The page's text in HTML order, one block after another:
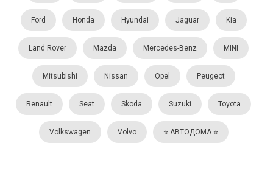
Ford Honda Hyundai Jaguar Kia
Land Rover Mazda Mercedes-Benz MINI
Mitsubishi Nissan Opel Peugeot
Renault Seat Skoda Suzuki Toyota
Volkswagen Volvo ⭐️ АВТОДОМА ⭐️